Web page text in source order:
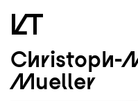
Zum Hauptinhalt
Zum Footer springen
Christoph-
Mueller